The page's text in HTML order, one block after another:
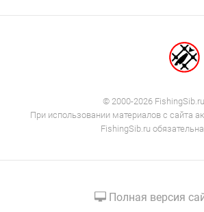
Полная версия
© 2000-2026 FishingSib.ru
При использовании материалов с сайта
FishingSib.ru